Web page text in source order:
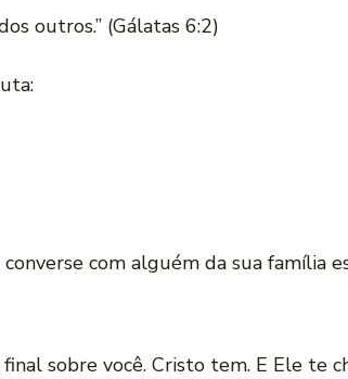
outros.” (Gálatas 6:2)
converse com alguém da sua família
sobre você. Cristo tem. E Ele te